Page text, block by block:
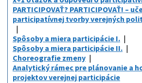
PARTICIPOVAŤ? PARTICIPOVAŤ! –
participatívnej tvorby verejných
Spôsoby a miera participácie I.
Spôsoby a miera participácie II.
Choreografie zmeny
Analytický rámec pre plánovanie a
projektov verejnej participácie